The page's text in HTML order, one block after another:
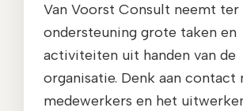
Van Voorst Consult neemt ter
ondersteuning grote taken en
activiteiten uit handen van de
organisatie. Denk aan contact
medewerkers en het